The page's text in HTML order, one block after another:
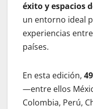
éxito y espacios
un entorno ideal
experiencias
países.
En esta edición,
—entre ellos
Colombia, Perú,